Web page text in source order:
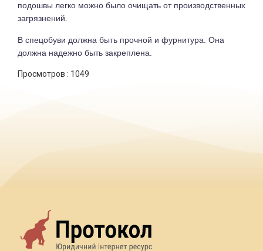
подошвы легко можно было очищать от производственных
загрязнений.
В спецобуви должна быть прочной и фурнитура. Она
должна надежно быть закреплена.
Просмотров : 1049